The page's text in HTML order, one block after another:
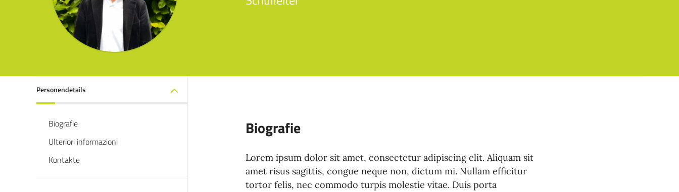
Personendetails
Biografie
Ulteriori informazioni
Kontakte
Biografie
Lorem ipsum dolor sit amet, consectetur adipiscing elit. Aliquam sit
amet risus sagittis, congue neque non, dictum mi. Nullam efficitur
tortor felis, nec commodo turpis molestie vitae. Duis porta